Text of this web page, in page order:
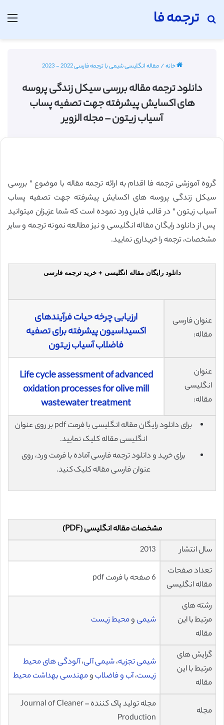
ترجمه فا
جستجو برای
خانه/مقاله انگلیسی شیمی با ترجمه فارسی 2022 - 2023
دانلود ترجمه مقاله بررسی سیکل زندگی پروسه
های اکسایش پيشرفته جهت تصفيه پساب
آسياب زيتون – مجله الزویر
گروه آموزشی ترجمه فا اقدام به ارائه ترجمه مقاله با موضوع ” بررسی
سیکل زندگی پروسه های اکسایش پيشرفته جهت تصفيه پساب
آسياب زيتون ” در قالب فایل ورد نموده است که شما عزیزان میتوانید
پس از دانلود رایگان مقاله انگلیسی و نیز مطالعه نمونه ترجمه و سایر
مشخصات، ترجمه را خریداری نمایید.
دانلود رایگان مقاله انگلیسی + خرید ترجمه فارسی
عنوان فارسی
مقاله:
ارزيابى چرخه حيات فرآيندهاى
اكسيداسيون پيشرفته براى تصفيه
فاضلاب آسياب زيتون
عنوان
انگلیسی
مقاله:
Life cycle assessment of advanced
oxidation processes for olive mill
wastewater treatment
برای دانلود رایگان مقاله انگلیسی با فرمت pdf بر روی عنوان
انگلیسی مقاله کلیک نمایید.
برای خرید و دانلود ترجمه فارسی آماده با فرمت ورد، روی
عنوان فارسی مقاله کلیک کنید.
مشخصات مقاله انگلیسی (PDF)
سال انتشار
2013
تعداد صفحات
مقاله انگلیسی
6 صفحه با فرمت pdf
رشته های
مرتبط با این
مقاله
شیمیومحیط زیست
گرایش های
مرتبط با این
مقاله
شیمی تجزیه،شیمی آلی،آلودگی های محیط
زیست،آب و فاضلاب ومهندسی بهداشت محیط
مجله
مجله تولید پاک کننده – Journal of Cleaner
Production